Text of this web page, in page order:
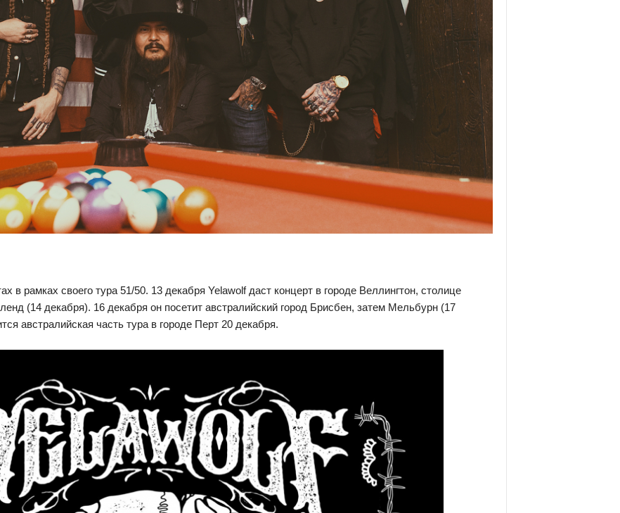
в рамках своего тура 51/50. 13 декабря Yelawolf даст концерт в городе Веллингтон, столице
(14 декабря). 16 декабря он посетит австралийский город Брисбен, затем Мельбурн (17
австралийская часть тура в городе Перт 20 декабря.